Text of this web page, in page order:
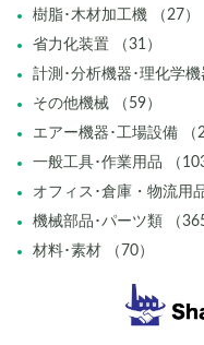
樹脂･木材加工機 （27）
省力化装置 （31）
計測･分析機器･理化学機
その他機械 （59）
エアー機器･工場設備 （
一般工具･作業用品 （103
オフィス･倉庫・物流用
機械部品･パーツ類 （365
材料･素材 （70）